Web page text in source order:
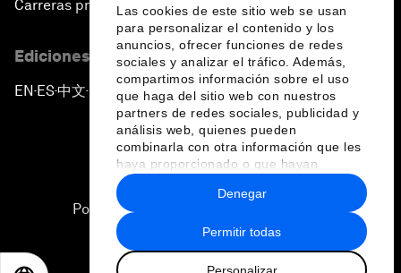
Las cookies de este sitio web se usan
para personalizar el contenido y los
anuncios, ofrecer funciones de redes
sociales y analizar el tráfico. Además,
compartimos información sobre el uso
que haga del sitio web con nuestros
partners de redes sociales, publicidad y
análisis web, quienes pueden
combinarla con otra información que les
haya proporcionado o que hayan
recopilado a partir del uso que haya
hecho de sus servicios.
Permitir todas
Personalizar
Denegar
Carreras profesionales
Ediciones en otros idiomas
EN ▪ES▪中文▪ 日本語
Política de privacidad y normas de uso
Sitemap